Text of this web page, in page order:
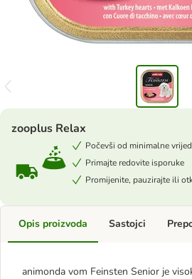
zooplus Relax
Počevši od minimalne
Primajte redovite isporuke
Promijenite, pauzirajte ili
Opis proizvoda
animonda vom Feinsten Senior je
Sastojci